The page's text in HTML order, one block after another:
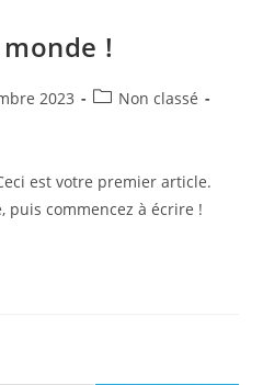
!
2023
Non classé
est votre premier article.
puis commencez à écrire !